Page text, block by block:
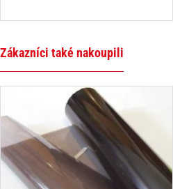
Zákazníci také nakoupili